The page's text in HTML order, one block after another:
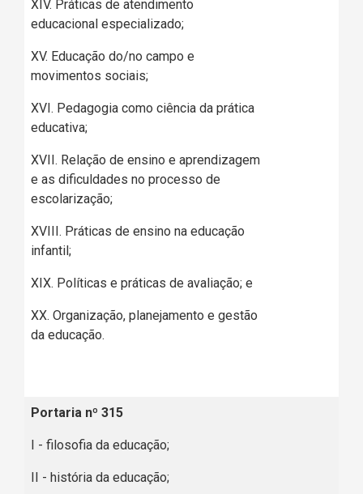
XIV. Práticas de atendimento
educacional especializado;
XV. Educação do/no campo e
movimentos sociais;
XVI. Pedagogia como ciência da prática
educativa;
XVII. Relação de ensino e aprendizagem
e as dificuldades no processo de
escolarização;
XVIII. Práticas de ensino na educação
infantil;
XIX. Políticas e práticas de avaliação; e
XX. Organização, planejamento e gestão
da educação.
Portaria nº 315
I - filosofia da educação;
II - história da educação;